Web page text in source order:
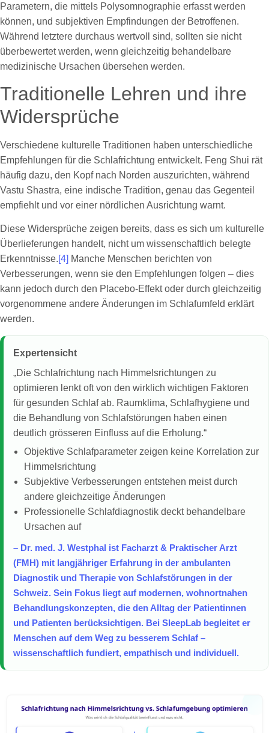
Parametern, die mittels Polysomnographie erfasst werden
können, und subjektiven Empfindungen der Betroffenen.
Während letztere durchaus wertvoll sind, sollten sie nicht
überbewertet werden, wenn gleichzeitig behandelbare
medizinische Ursachen übersehen werden.
Traditionelle Lehren und ihre
Widersprüche
Verschiedene kulturelle Traditionen haben unterschiedliche
Empfehlungen für die Schlafrichtung entwickelt. Feng Shui rät
häufig dazu, den Kopf nach Norden auszurichten, während
Vastu Shastra, eine indische Tradition, genau das Gegenteil
empfiehlt und vor einer nördlichen Ausrichtung warnt.
Diese Widersprüche zeigen bereits, dass es sich um kulturelle
Überlieferungen handelt, nicht um wissenschaftlich belegte
Erkenntnisse.[4] Manche Menschen berichten von
Verbesserungen, wenn sie den Empfehlungen folgen – dies
kann jedoch durch den Placebo-Effekt oder durch gleichzeitig
vorgenommene andere Änderungen im Schlafumfeld erklärt
werden.
Expertensicht
„Die Schlafrichtung nach Himmelsrichtungen zu
optimieren lenkt oft von den wirklich wichtigen Faktoren
für gesunden Schlaf ab. Raumklima, Schlafhygiene und
die Behandlung von Schlafstörungen haben einen
deutlich grösseren Einfluss auf die Erholung.“
Objektive Schlafparameter zeigen keine Korrelation zur
Himmelsrichtung
Subjektive Verbesserungen entstehen meist durch
andere gleichzeitige Änderungen
Professionelle Schlafdiagnostik deckt behandelbare
Ursachen auf
– Dr. med. J. Westphal ist Facharzt & Praktischer Arzt
(FMH) mit langjähriger Erfahrung in der ambulanten
Diagnostik und Therapie von Schlafstörungen in der
Schweiz. Sein Fokus liegt auf modernen, wohnortnahen
Behandlungskonzepten, die den Alltag der Patientinnen
und Patienten berücksichtigen. Bei SleepLab begleitet er
Menschen auf dem Weg zu besserem Schlaf –
wissenschaftlich fundiert, empathisch und individuell.